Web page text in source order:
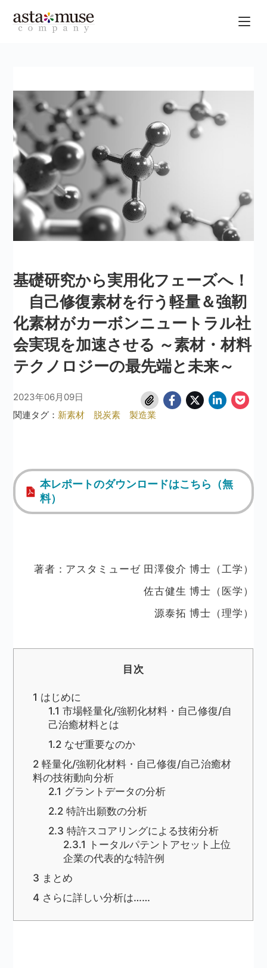
基礎研究から実用化フェーズへ！
自己修復素材を行う軽量＆強靭
化素材がカーボンニュートラル社
会実現を加速させる ～素材・材料
テクノロジーの最先端と未来～
2023年06月09日
関連タグ： 新素材 脱炭素 製造業
本レポートのダウンロードはこちら（無
料）
著者：アスタミューゼ 田澤俊介 博士（工学）
佐古健生 博士（医学）
源泰拓 博士（理学）
目次
1 はじめに
1.1 市場軽量化/強靭化材料・自己修復/自
己治癒材料とは
1.2なぜ重要なのか
2 軽量化/強靭化材料・自己修復/自己治癒材
料の技術動向分析
2.1 グラントデータの分析
2.2特許出願数の分析
2.3 特許スコアリングによる技術分析
2.3.1
トータルパテントアセット上位
企業の代表的な特許例
3 まとめ
4 さらに詳しい分析は……